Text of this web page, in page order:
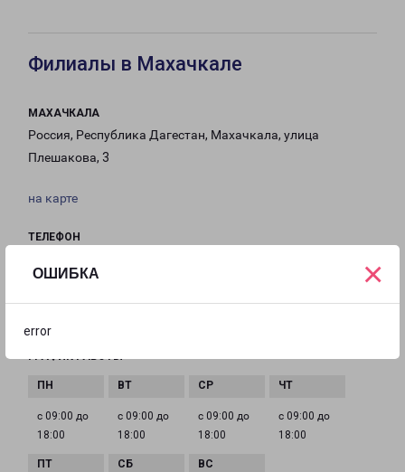
ОШИБКА
error
×
Филиалы в Махачкале
МАХАЧКАЛА
Россия, Республика Дагестан, Махачкала, улица
Плешакова, 3
на карте
ТЕЛЕФОН
ГРАФИК РАБОТЫ
с 09:00 до
18:00
с 09:00 до
18:00
с 09:00 до
18:00
с 09:00 до
18:00